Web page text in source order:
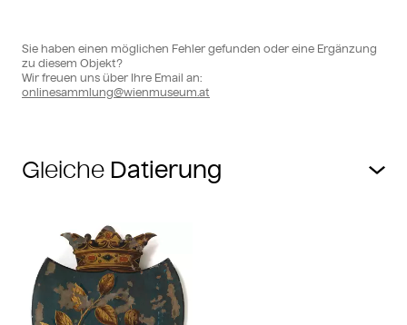
Sie haben einen möglichen Fehler gefunden oder eine Ergänzung
zu diesem Objekt?
Wir freuen uns über Ihre Email an:
onlinesammlung@wienmuseum.at
Gleiche